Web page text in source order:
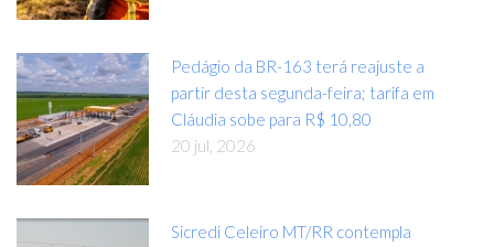
Pedágio da BR-163 terá reajuste a
partir desta segunda-feira; tarifa em
Cláudia sobe para R$ 10,80
20 jul, 2026
Sicredi Celeiro MT/RR contempla